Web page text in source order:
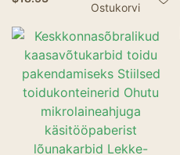
magustoidukarbi
toiduplaadid
pakkimiskarbi
peovarustus
Ostukorvi